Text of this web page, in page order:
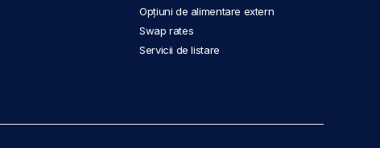
Opțiuni de alimentare extern
Swap rates
Servicii de listare